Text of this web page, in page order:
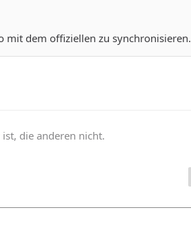
mit dem offiziellen zu synchronisieren.
die anderen nicht.